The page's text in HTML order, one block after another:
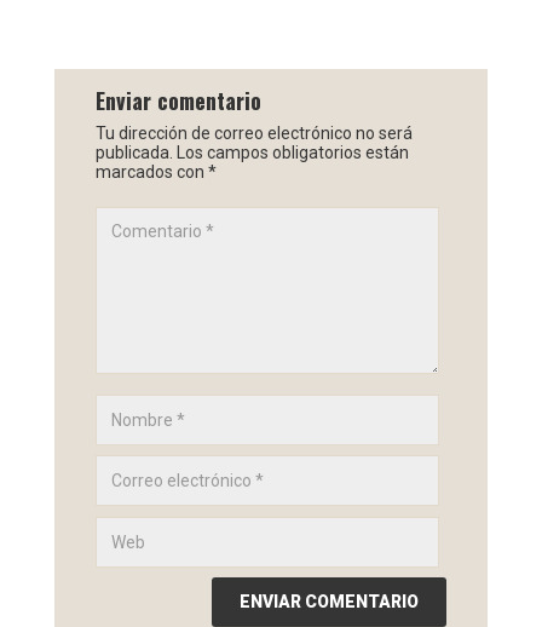
Enviar comentario
Tu dirección de correo electrónico no será
publicada.
Los campos obligatorios están
marcados con *